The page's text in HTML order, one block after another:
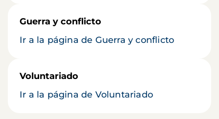
Guerra y conflicto
Ir a la página de Guerra y conflicto
Voluntariado
Ir a la página de Voluntariado